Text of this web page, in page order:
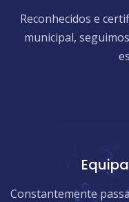
Reconhecidos e
municipal,
Constantemente